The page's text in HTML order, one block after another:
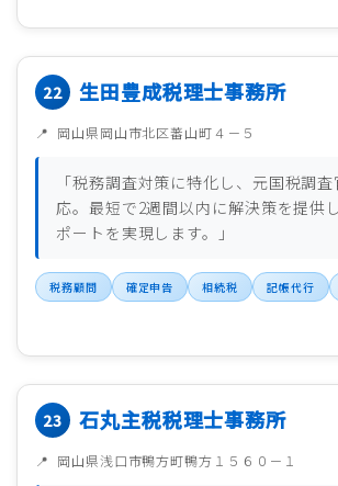
生田豊成税理士事務所
岡山県岡山市北区蕃山町４－５
「税務調査対策に特化し、元国税調
応。最短で2週間以内に解決策を提供
ポートを実現します。」
税務顧問 確定申告 相続税 記帳代行
石丸主税税理士事務所
岡山県浅口市鴨方町鴨方１５６０－１